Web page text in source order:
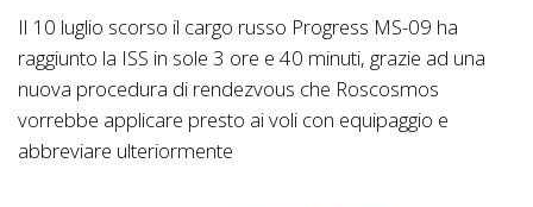
Il 10 luglio scorso il cargo russo Progress MS-09 ha
raggiunto la ISS in sole 3 ore e 40 minuti, grazie ad una
nuova procedura di rendezvous che Roscosmos
vorrebbe applicare presto ai voli con equipaggio e
abbreviare ulteriormente